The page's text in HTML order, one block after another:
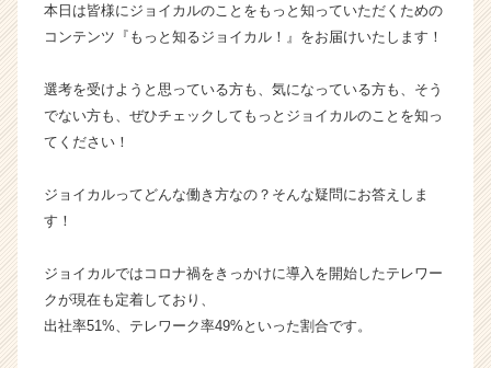
ワ
ー
割
合〜
会
ョ
イ
カ
ル
本日は皆様にジョイカルのことをもっと知っていただくための
コンテンツ『もっと知るジョイカル！』をお届けいたします！
選考を受けようと思っている方も、気になっている方も、そう
でない方も、ぜひチェックしてもっとジョイカルのことを知っ
てください！
ジョイカルってどんな働き方なの？そんな疑問にお答えしま
す！
ジョイカルではコロナ禍をきっかけに導入を開始したテレワー
クが現在も定着しており、
出社率51%、テレワーク率49%といった割合です。